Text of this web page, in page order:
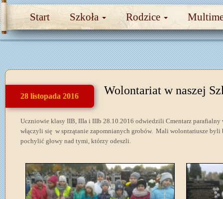
Start Szkoła Rodzice
28 listopada 2016 Wolontariat w naszej
Uczniowie klasy IIB, IIIa i IIIb 28.10.2016 odwiedzili Cmentarz parafialny
włączyli się w sprzątanie zapomnianych grobów. Mali wolontariusze
pochylić głowy nad tymi, którzy odeszli.